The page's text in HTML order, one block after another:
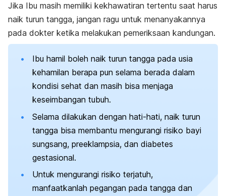
Jika Ibu masih memiliki kekhawatiran tertentu saat harus
naik turun tangga, jangan ragu untuk menanyakannya
pada dokter ketika melakukan pemeriksaan kandungan.
Ibu hamil boleh naik turun tangga pada usia
kehamilan berapa pun selama berada dalam
kondisi sehat dan masih bisa menjaga
keseimbangan tubuh.
Selama dilakukan dengan hati-hati, naik turun
tangga bisa membantu mengurangi risiko bayi
sungsang, preeklampsia, dan diabetes
gestasional.
Untuk mengurangi risiko terjatuh,
manfaatkanlah pegangan pada tangga dan